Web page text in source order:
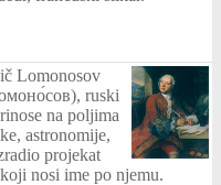
Lomonosov
ruski
na poljima
astronomije,
projekat
nosi ime po njemu.